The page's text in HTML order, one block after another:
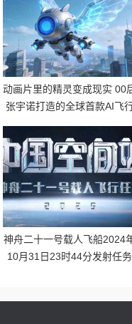
动画片里的精灵变成现实 00
张宇诺打造的全球首款AI飞
神舟二十一号载人飞船2024
10月31日23时44分发射任务